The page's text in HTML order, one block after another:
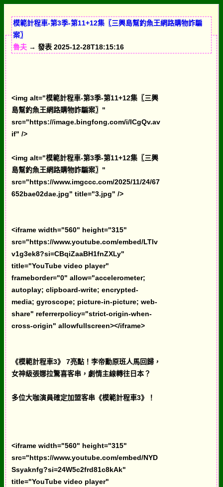
模範計程車-第3季-第11+12集〖三興島幫釣魚王網路購物詐騙
案〗
魯夫→ 發表 2025-12-28T18:15:16
<img alt="模範計程車-第3季-第11+12集〖三興
島幫釣魚王網路購物詐騙案〗"
src="https://image.bingfong.com/i/ICgQv.av
if" />
<img alt="模範計程車-第3季-第11+12集〖三興
島幫釣魚王網路購物詐騙案〗"
src="https://www.imgccc.com/2025/11/24/67
652bae02dae.jpg" title="3.jpg" />
<iframe width="560" height="315"
src="https://www.youtube.com/embed/LTlv
v1g3ek8?si=CBqiZaaBH1fnZXLy"
title="YouTube video player"
frameborder="0" allow="accelerometer;
autoplay; clipboard-write; encrypted-
media; gyroscope; picture-in-picture; web-
share" referrerpolicy="strict-origin-when-
cross-origin" allowfullscreen></iframe>
《模範計程車3》 7亮點！李帝勳原班人馬回歸，
女神級張娜拉驚喜客串，劇情主線轉往日本？
多位大咖演員確定加盟客串《模範計程車3》！
<iframe width="560" height="315"
src="https://www.youtube.com/embed/NYD
Ssyaknfg?si=24W5c2frd81c8kAk"
title="YouTube video player"